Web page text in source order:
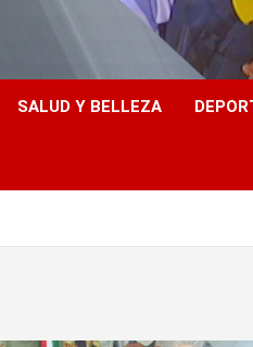
SALUD Y BELLEZA